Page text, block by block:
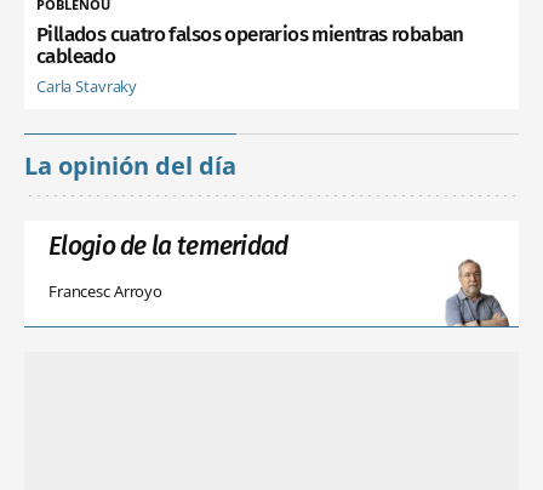
POBLENOU
Pillados cuatro falsos operarios mientras robaban
cableado
Carla Stavraky
La opinión del día
Elogio de la temeridad
Francesc Arroyo